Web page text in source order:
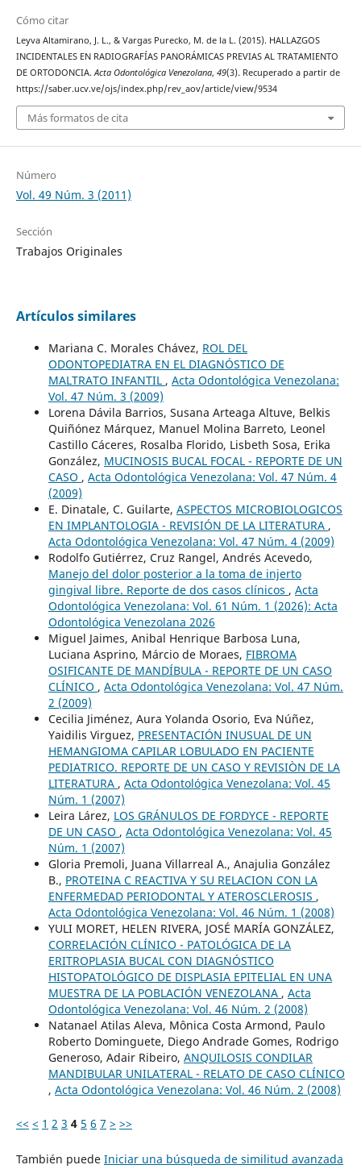
Cómo citar
Leyva Altamirano, J. L., & Vargas Purecko, M. de la L. (2015). HALLAZGOS
INCIDENTALES EN RADIOGRAFÍAS PANORÁMICAS PREVIAS AL TRATAMIENTO
DE ORTODONCIA.Acta Odontológica Venezolana, 49(3). Recuperado a partir de
https://saber.ucv.ve/ojs/index.php/rev_aov/article/view/9534
Más formatos de cita
Número
Vol. 49 Núm. 3 (2011)
Sección
Trabajos Originales
Artículos similares
Mariana C. Morales Chávez, ROL DEL
ODONTOPEDIATRA EN EL DIAGNÓSTICO DE
MALTRATO INFANTIL , Acta Odontológica Venezolana:
Vol. 47 Núm. 3 (2009)
Lorena Dávila Barrios, Susana Arteaga Altuve, Belkis
Quiñónez Márquez, Manuel Molina Barreto, Leonel
Castillo Cáceres, Rosalba Florido, Lisbeth Sosa, Erika
González, MUCINOSIS BUCAL FOCAL - REPORTE DE UN
CASO , Acta Odontológica Venezolana: Vol. 47 Núm. 4
(2009)
E. Dinatale, C. Guilarte, ASPECTOS MICROBIOLOGICOS
EN IMPLANTOLOGIA - REVISIÓN DE LA LITERATURA ,
Acta Odontológica Venezolana: Vol. 47 Núm. 4 (2009)
Rodolfo Gutiérrez, Cruz Rangel, Andrés Acevedo,
Manejo del dolor posterior a la toma de injerto
gingival libre. Reporte de dos casos clínicos , Acta
Odontológica Venezolana: Vol. 61 Núm. 1 (2026): Acta
Odontológica Venezolana 2026
Miguel Jaimes, Anibal Henrique Barbosa Luna,
Luciana Asprino, Márcio de Moraes, FIBROMA
OSIFICANTE DE MANDÍBULA - REPORTE DE UN CASO
CLÍNICO , Acta Odontológica Venezolana: Vol. 47 Núm.
2 (2009)
Cecilia Jiménez, Aura Yolanda Osorio, Eva Núñez,
Yaidilis Virguez, PRESENTACIÓN INUSUAL DE UN
HEMANGIOMA CAPILAR LOBULADO EN PACIENTE
PEDIATRICO. REPORTE DE UN CASO Y REVISIÒN DE LA
LITERATURA , Acta Odontológica Venezolana: Vol. 45
Núm. 1 (2007)
Leira Lárez, LOS GRÁNULOS DE FORDYCE - REPORTE
DE UN CASO , Acta Odontológica Venezolana: Vol. 45
Núm. 1 (2007)
Gloria Premoli, Juana Villarreal A., Anajulia González
B., PROTEINA C REACTIVA Y SU RELACION CON LA
ENFERMEDAD PERIODONTAL Y ATEROSCLEROSIS ,
Acta Odontológica Venezolana: Vol. 46 Núm. 1 (2008)
YULI MORET, HELEN RIVERA, JOSÉ MARÍA GONZÁLEZ,
CORRELACIÓN CLÍNICO - PATOLÓGICA DE LA
ERITROPLASIA BUCAL CON DIAGNÓSTICO
HISTOPATOLÓGICO DE DISPLASIA EPITELIAL EN UNA
MUESTRA DE LA POBLACIÓN VENEZOLANA , Acta
Odontológica Venezolana: Vol. 46 Núm. 2 (2008)
Natanael Atilas Aleva, Mônica Costa Armond, Paulo
Roberto Dominguete, Diego Andrade Gomes, Rodrigo
Generoso, Adair Ribeiro, ANQUILOSIS CONDILAR
MANDIBULAR UNILATERAL - RELATO DE CASO CLÍNICO
, Acta Odontológica Venezolana: Vol. 46 Núm. 2 (2008)
<< < 1 2 3 4 5 6 7 > >>
También puede Iniciar una búsqueda de similitud avanzada